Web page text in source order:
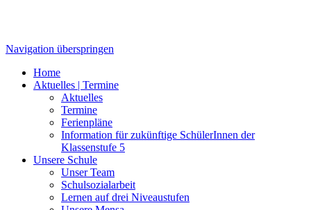
Navigation überspringen
Home
Aktuelles | Termine
Aktuelles
Termine
Ferienpläne
Information für zukünftige SchülerInnen der
Klassenstufe 5
Unsere Schule
Unser Team
Schulsozialarbeit
Lernen auf drei Niveaustufen